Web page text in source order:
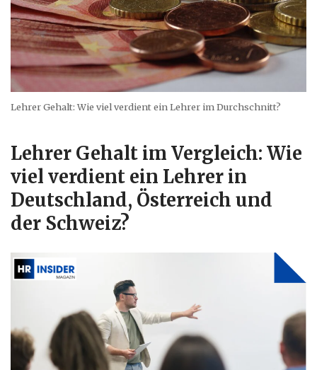
Lehrer Gehalt: Wie viel verdient ein Lehrer im Durchschnitt?
Lehrer Gehalt im Vergleich: Wie
viel verdient ein Lehrer in
Deutschland, Österreich und
der Schweiz?